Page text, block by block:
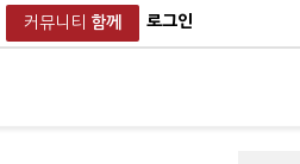
커뮤니티 함께 로그인